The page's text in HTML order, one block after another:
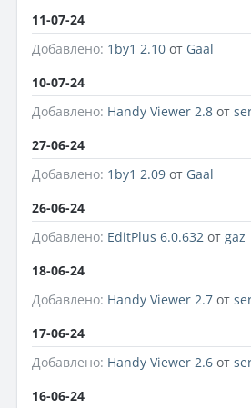
11-07-24
Добавлено: 1by1 2.10 от Gaal
10-07-24
Добавлено: Handy Viewer 2.8 от
27-06-24
Добавлено: 1by1 2.09 от Gaal
26-06-24
Добавлено: EditPlus 6.0.632 от gaz
18-06-24
Добавлено: Handy Viewer 2.7 от
17-06-24
Добавлено: Handy Viewer 2.6 от
16-06-24